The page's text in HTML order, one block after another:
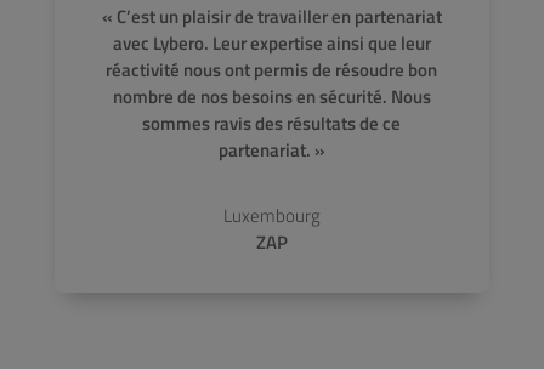
« C’est un plaisir de travailler en partenariat
avec Lybero. Leur expertise ainsi que leur
réactivité nous ont permis de résoudre bon
nombre de nos besoins en sécurité. Nous
sommes ravis des résultats de ce
partenariat. »
Luxembourg
ZAP